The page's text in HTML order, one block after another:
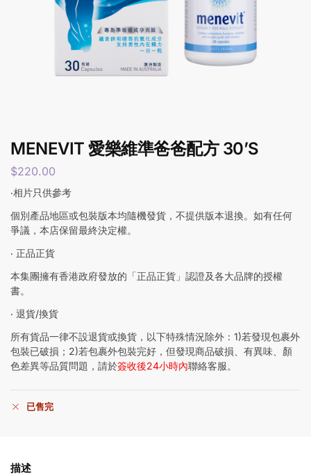
MENEVIT 愛樂維準爸爸配方 30’S
$220.00
‧相片只供參考
個別產品地區或包裝版本均隨機發貨，不提供版本退換。如有任何
爭議，本店保留最終決定權。
‧ 正品正貨
本集團擁有香港政府發放的「正品正貨」認證及各大品牌的授權
書。
‧ 退貨/換貨
所有貨品一律不設退貨或換貨，以下特殊情況除外：1)若發現包裹外
包裝已破損；2)若包裹外包裝完好，但發現商品破損、有異味、顏
色差異等品質問題，請於簽收後24小時內聯絡客服。
已售完
描述